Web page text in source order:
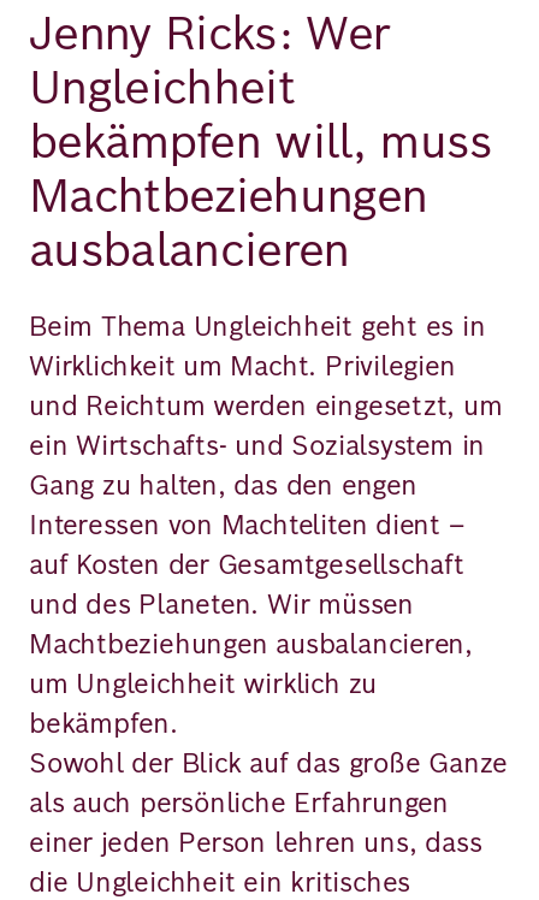
Jenny Ricks: Wer
Ungleichheit
bekämpfen will, muss
Machtbeziehungen
ausbalancieren
Beim Thema Ungleichheit geht es in
Wirklichkeit um Macht. Privilegien
und Reichtum werden eingesetzt, um
ein Wirtschafts- und Sozialsystem in
Gang zu halten, das den engen
Interessen von Machteliten dient –
auf Kosten der Gesamtgesellschaft
und des Planeten. Wir müssen
Machtbeziehungen ausbalancieren,
um Ungleichheit wirklich zu
bekämpfen.
Sowohl der Blick auf das große Ganze
als auch persönliche Erfahrungen
einer jeden Person lehren uns, dass
die Ungleichheit ein kritisches